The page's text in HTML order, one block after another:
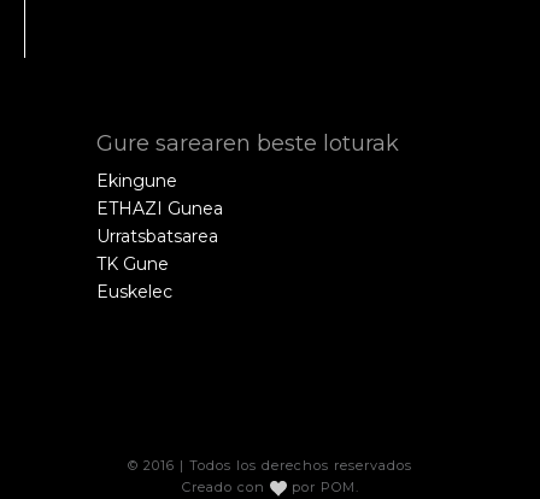
Gure sarearen beste loturak
Ekingune
ETHAZI Gunea
Urratsbatsarea
TK Gune
Euskelec
© 2016 | Todos los derechos reservados
Creado con
por POM .